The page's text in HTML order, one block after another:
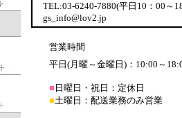
TEL:03-6240-7880(平日10：00～
gs_info@lov2.jp
営業時間
平日(月曜～金曜日)：10:00～
■ 日曜日・祝日：定休日
■土曜日：配送業務のみ営業